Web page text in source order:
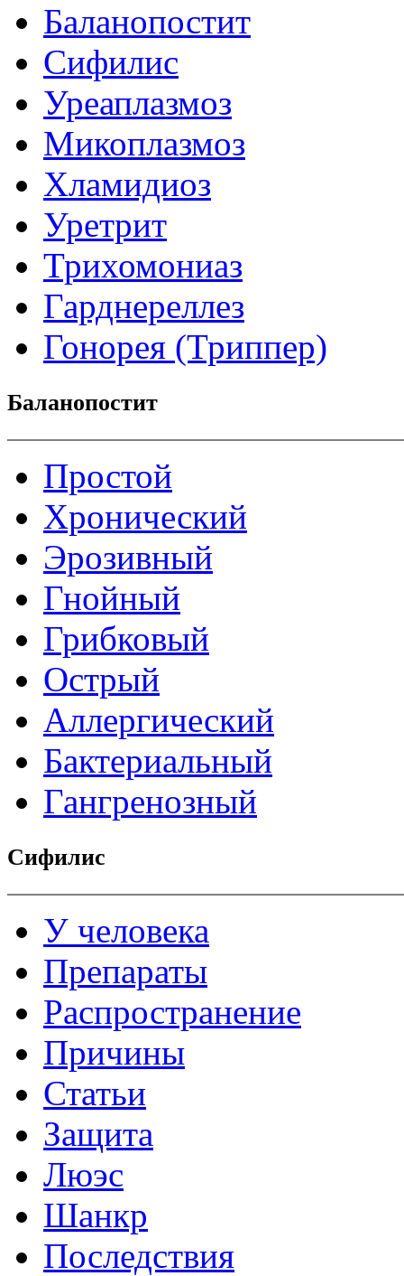
Баланопостит
Сифилис
Уреаплазмоз
Микоплазмоз
Хламидиоз
Уретрит
Трихомониаз
Гарднереллез
Гонорея (Триппер)
Баланопостит
Простой
Хронический
Эрозивный
Гнойный
Грибковый
Острый
Аллергический
Бактериальный
Гангренозный
Сифилис
У человека
Препараты
Распространение
Причины
Статьи
Защита
Люэс
Шанкр
Последствия